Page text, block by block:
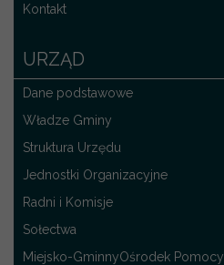
Kontakt
URZĄD
Dane podstawowe
Władze Gminy
Struktura Urzędu
Jednostki Organizacyjne
Radni i Komisje
Sołectwa
Miejsko-GminnyOśrodek Pomocy